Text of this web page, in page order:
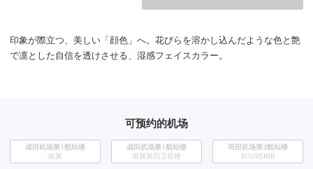
印象が際立つ、美しい「顔色」へ。花びらを溶かし込んだような色と艶
で凛とした自信を透けさせる、湿感フェイスカラー。
可预约的机场
成田机场第1航站楼
南翼
成田机场第1航站楼
南翼第四卫星楼
​羽田机场第2航站楼
SOUVENIR